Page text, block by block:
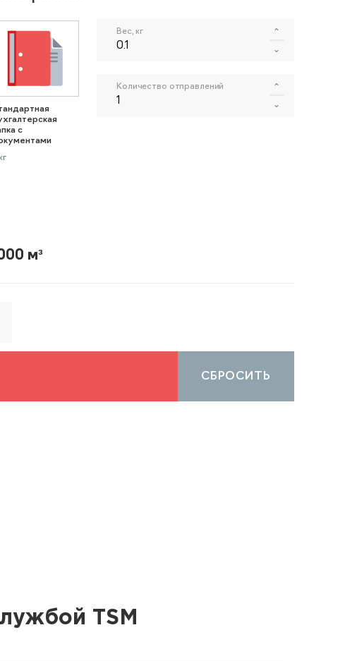
с
Вес, кг
Количество отправлений
м³
СБРОСИТЬ
TSM